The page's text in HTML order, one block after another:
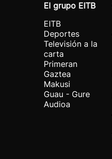
El grupo EITB
EITB
Deportes
Televisión a la
carta
Primeran
Gaztea
Makusi
Guau - Gure
Audioa